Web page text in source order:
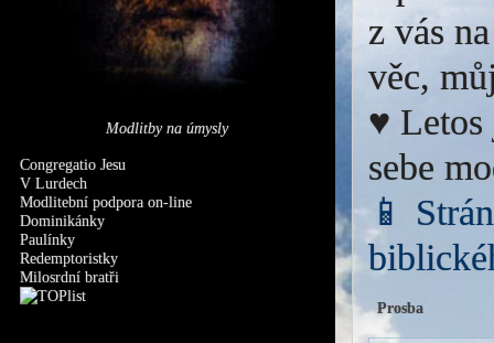
Modlitby na úmysly
Congregatio Jesu
V Lurdech
Modlitební podpora on-line
Dominikánky
Paulínky
Redemptoristky
Milosrdní bratři
z vás
věc,
♥ Letos
sebe
📱
Prosba